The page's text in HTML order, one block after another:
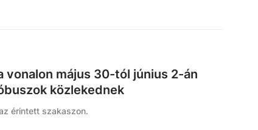
vonalon május 30-tól június 2-án
közlekednek
érintett szakaszon.